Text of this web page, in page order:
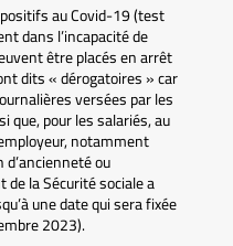
au Covid-19 (test
dans l’incapacité de
être placés en arrêt
dits « dérogatoires » car
versées par les
que, pour les salariés, au
notamment
ou
la Sécurité sociale a
une date qui sera fixée
2023).